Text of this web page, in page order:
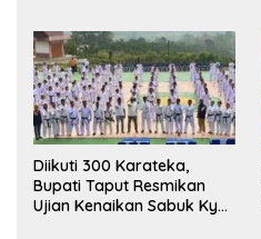
Diikuti 300 Karateka,
Bupati Taput Resmikan
Ujian Kenaikan Sabuk Kyu